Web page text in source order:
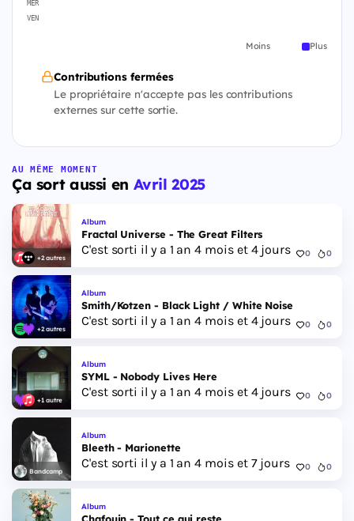
MER
VEN
Moins Plus
Contributions fermées
Le propriétaire n'accepte pas les contributions
externes sur cette sortie.
AU MÊME MOMENT
Ça sort aussi en Avril 2025
+2 autres
Album
Fractal Universe - The Great Filters
C'est sorti il y a 1 an 4 mois et 4 jours 0 0
+2 autres
Album
Smith/Kotzen - Black Light / White Noise
C'est sorti il y a 1 an 4 mois et 4 jours 0 0
+1 autre
Album
SYML - Nobody Lives Here
C'est sorti il y a 1 an 4 mois et 4 jours 0 0
Bandcamp
Album
Bleeth - Marionette
C'est sorti il y a 1 an 4 mois et 7 jours 0 0
Album
Chafouin - Tout ce qui reste